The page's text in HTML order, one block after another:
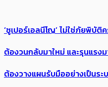
‘ซูเปอร์เอลนีโญ’ ไม่ใช่ภัยพิบัติ
ต้อง​วนกลับมาใหม่ และรุนแรง
ต้องวางแผนรับมืออย่างเป็นระ